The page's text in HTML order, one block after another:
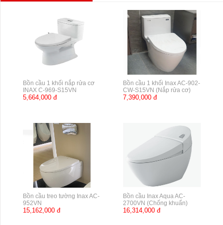
Bồn cầu 1 khối nắp rửa cơ
INAX C-969-S15VN
5,664,000 đ
Bồn cầu 1 khối Inax AC-902-
CW-S15VN (Nắp rửa cơ)
7,390,000 đ
Bồn cầu treo tường Inax AC-
952VN
15,162,000 đ
Bồn cầu Inax Aqua AC-
2700VN (Chống khuẩn)
16,314,000 đ